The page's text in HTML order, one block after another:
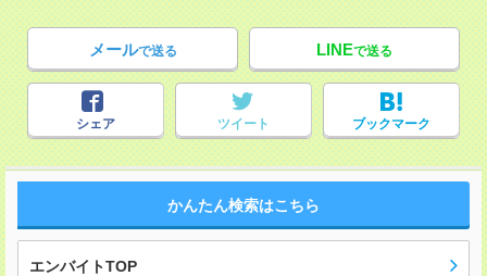
メールで送る LINEで送る
シェア ツイート ブックマーク
かんたん検索はこちら
エンバイトTOP